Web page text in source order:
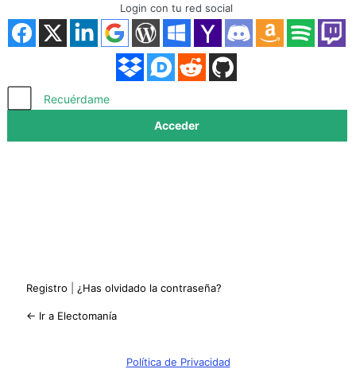
Acceder
Login con tu red social
Recuérdame
Registro ¿Has olvidado la contraseña?
← Ir a Electomanía
Política de Privacidad